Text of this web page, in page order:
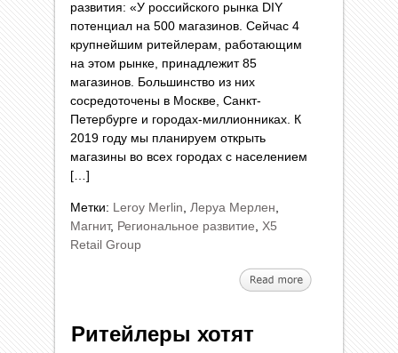
развития: «У российского рынка DIY
потенциал на 500 магазинов. Сейчас 4
крупнейшим ритейлерам, работающим
на этом рынке, принадлежит 85
магазинов. Большинство из них
сосредоточены в Москве, Санкт-
Петербурге и городах-миллионниках. К
2019 году мы планируем открыть
магазины во всех городах с населением
[…]
Метки: Leroy Merlin Леруа Мерлен
Магнит, Региональное развитие
Х5
Retail Group
Ритейлеры хотят